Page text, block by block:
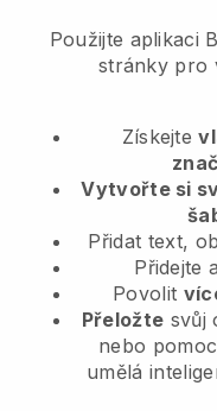
Použijte aplikaci
stránky pro
Získejte
Vytvořte si
Přidat text,
Přidejte
Povolit
Přeložte svůj
nebo
umělá